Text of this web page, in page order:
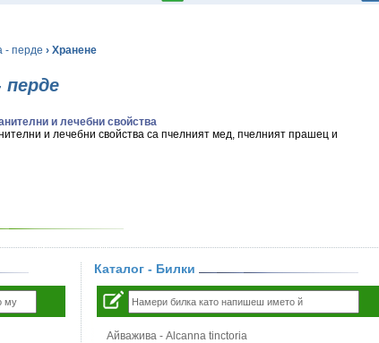
- перде › Хранене
перде
и лечебни свойства
и лечебни свойства са пчелният мед, пчелният прашец и
Каталог - Билки
Айважива - Alcanna tinctoria